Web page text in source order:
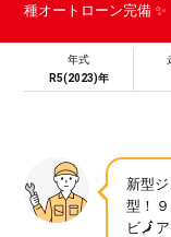
種オートローン完備 ✨
年式
R5(2023)年
新型
型！
ビ🗾